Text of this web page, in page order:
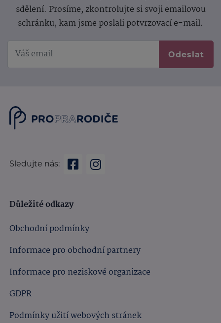
sdělení. Prosíme, zkontrolujte si svoji emailovou
schránku, kam jsme poslali potvrzovací e-mail.
Odeslat
Sledujte nás:
Důležité odkazy
Obchodní podmínky
Informace pro obchodní partnery
Informace pro neziskové organizace
GDPR
Podmínky užití webových stránek